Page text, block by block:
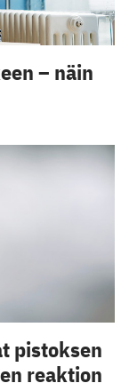
– näin
pistoksen
reaktion